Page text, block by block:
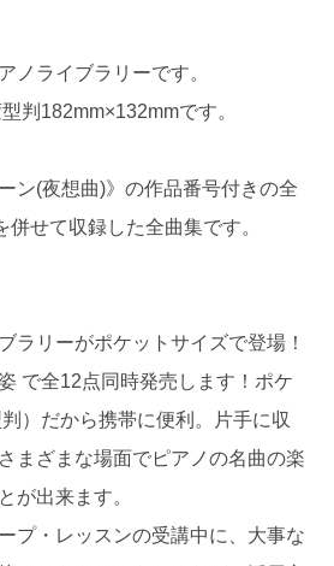
ノライブラリーです。
判182mm×132mmです。
ン(夜想曲)》の作品番号付きの全
せて収録した全曲集です。
ラリーがポケットサイズで登場！
で全12点同時発売します！ポケ
）だから携帯に便利。片手に収
まざまな場面でピアノの名曲の楽
が出来ます。
プ・レッスンの受講中に、大事な